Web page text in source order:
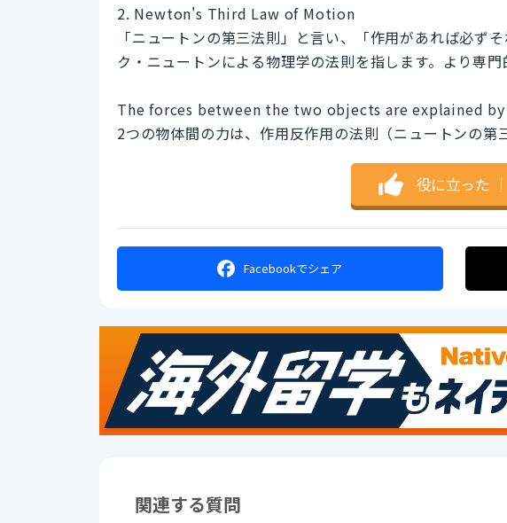
2. Newton's Third Law of Motion
「ニュートンの第三法則」と言い、「作用があれば必ず
ク・ニュートンによる物理学の法則を指します。より専門
The forces between the two objects are explained
2つの物体間の力は、作用反作用の法則（ニュートンの第
役に立った ｜
Facebookでシェア
関連する質問